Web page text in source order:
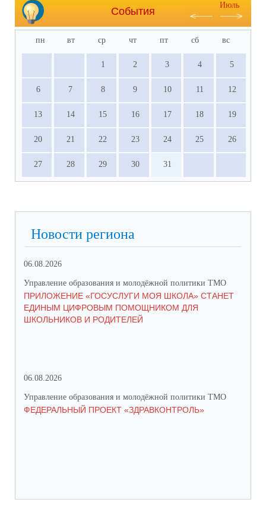
События
Июль
пн вт ср чт пт сб вс
1 2 3 4 5
6 7 8 9 10 11 12
13 14 15 16 17 18 19
20 21 22 23 24 25 26
27 28 29 30 31
Новости региона
06.08.2026
Управление образования и молодёжной политики ТМО
ПРИЛОЖЕНИЕ «ГОСУСЛУГИ МОЯ ШКОЛА» СТАНЕТ
ЕДИНЫМ ЦИФРОВЫМ ПОМОЩНИКОМ ДЛЯ
ШКОЛЬНИКОВ И РОДИТЕЛЕЙ
06.08.2026
Управление образования и молодёжной политики ТМО
ФЕДЕРАЛЬНЫЙ ПРОЕКТ «ЗДРАВКОНТРОЛЬ»